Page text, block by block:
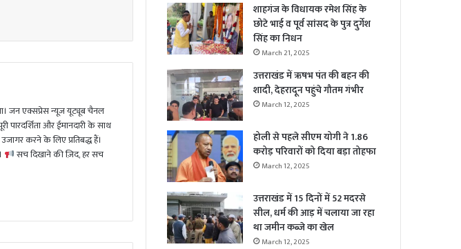
जन एक्सप्रेस न्यूज़ यूट्यूब चैनल
पारदर्शिता और ईमानदारी के साथ
करने के लिए प्रतिबद्ध हैं।
सच दिखाने की ज़िद, हर सच
शाहगंज के विधायक रमेश सिंह के
छोटे भाई व पूर्व सांसद के पुत्र दुर्गेश
सिंह का निधन
March 21, 2025
उत्तराखंड में ऋषभ पंत की बहन की
शादी, देहरादून पहुंचे गौतम गंभीर
March 12, 2025
होली से पहले सीएम योगी ने 1.86
करोड़ परिवारों को दिया बड़ा तोहफा
March 12, 2025
उत्तराखंड में 15 दिनों में 52 मदरसे
सील, धर्म की आड़ में चलाया जा रहा
था जमीन कब्जे का खेल
March 12, 2025